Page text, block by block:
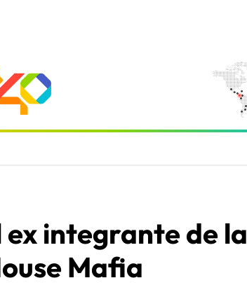
ex integrante de la
Mafia